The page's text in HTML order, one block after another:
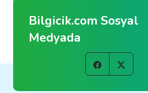
Bilgicik.com Sosyal
Medyada